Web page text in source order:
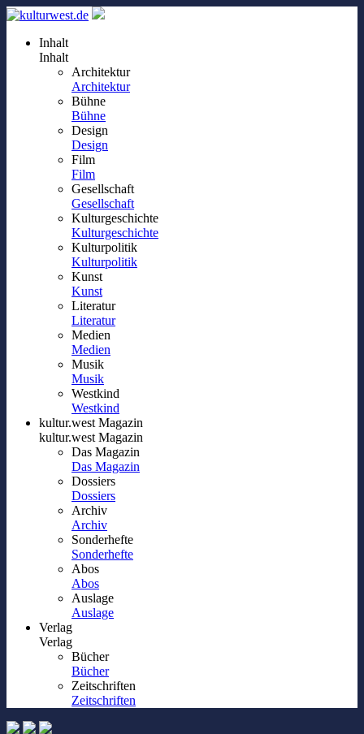
Inhalt
Inhalt
Architektur
Architektur
Bühne
Bühne
Design
Design
Film
Film
Gesellschaft
Gesellschaft
Kulturgeschichte
Kulturgeschichte
Kulturpolitik
Kulturpolitik
Kunst
Kunst
Literatur
Literatur
Medien
Medien
Musik
Musik
Westkind
Westkind
kultur.west Magazin
kultur.west Magazin
Das Magazin
Das Magazin
Dossiers
Dossiers
Archiv
Archiv
Sonderhefte
Sonderhefte
Abos
Abos
Auslage
Auslage
Verlag
Verlag
Bücher
Bücher
Zeitschriften
Zeitschriften